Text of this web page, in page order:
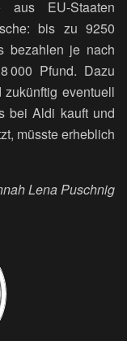
aus EU-Staaten
bis zu 9250
bezahlen je nach
000 Pfund. Dazu
eventuell
bei Aldi kauft und
müsste erheblich
Lena Puschnig